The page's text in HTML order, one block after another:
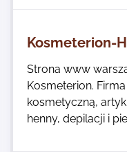
Kosmeterion-
Strona www
Kosmeterion.
kosmetyczną,
henny, depilacji i